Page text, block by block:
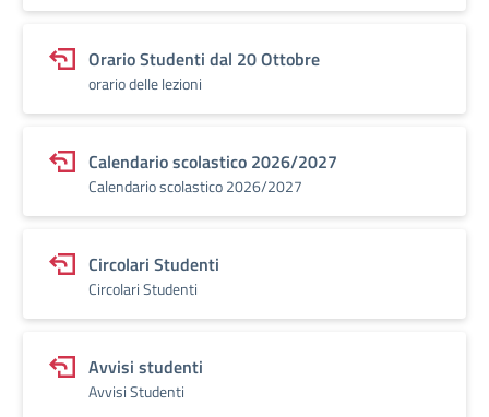
Orario Studenti dal 20 Ottobre
orario delle lezioni
Calendario scolastico 2026/2027
Calendario scolastico 2026/2027
Circolari Studenti
Circolari Studenti
Avvisi studenti
Avvisi Studenti